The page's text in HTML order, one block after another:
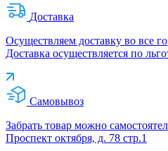
Доставка
Осуществляем доставку во все
Доставка осуществляется по
Самовывоз
Забрать товар можно
Проспект октября, д. 78 стр.1